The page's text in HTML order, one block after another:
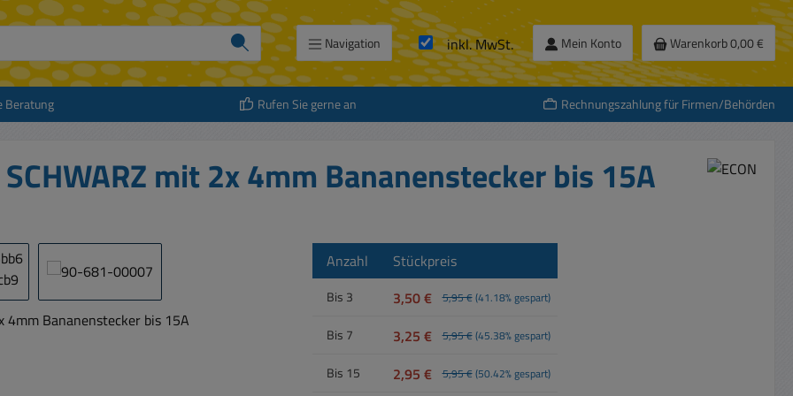
Navigation inkl. MwSt. Mein Konto Warenkorb0,00 €
Beratung Rufen Sie gerne an Rechnungszahlung für Firmen/Behörden
mit 2x 4mm Bananenstecker bis 15A
Anzahl Stückpreis
Bis 3 3,50 € 5,95 €(41.18% gespart)
Bis 7 3,25 € 5,95 €(45.38% gespart)
Bis 15 2,95 € 5,95 €(50.42% gespart)